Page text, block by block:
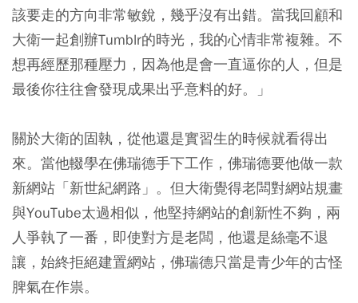
該要走的方向非常敏銳，幾乎沒有出錯。當我回顧和
大衛一起創辦Tumblr的時光，我的心情非常複雜。不
想再經歷那種壓力，因為他是會一直逼你的人，但是
最後你往往會發現成果出乎意料的好。」
關於大衛的固執，從他還是實習生的時候就看得出
來。當他輟學在佛瑞德手下工作，佛瑞德要他做一款
新網站「新世紀網路」。但大衛覺得老闆對網站規畫
與YouTube太過相似，他堅持網站的創新性不夠，兩
人爭執了一番，即使對方是老闆，他還是絲毫不退
讓，始終拒絕建置網站，佛瑞德只當是青少年的古怪
脾氣在作祟。